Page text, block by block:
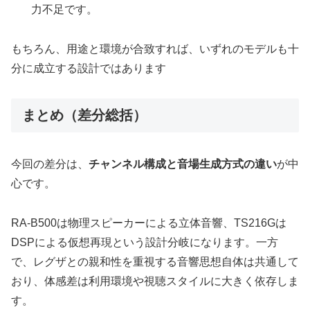
力不足です。
もちろん、用途と環境が合致すれば、いずれのモデルも十
分に成立する設計ではあります
まとめ（差分総括）
今回の差分は、 チャンネル構成と音場生成方式の違いが中
心です。
RA-B500は物理スピーカーによる立体音響、TS216Gは
DSPによる仮想再現という設計分岐になります。一方
で、レグザとの親和性を重視する音響思想自体は共通して
おり、体感差は利用環境や視聴スタイルに大きく依存しま
す。